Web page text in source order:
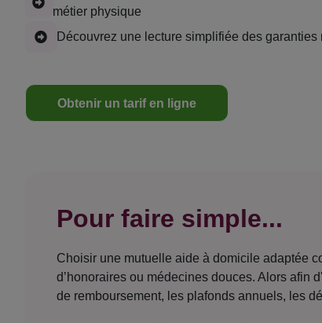
métier physique
Découvrez une lecture simplifiée des
Obtenir un tarif en ligne
Pour faire simple...
Choisir une mutuelle aide à domicile adaptée
d’honoraires ou médecines douces. Alors afin
de remboursement, les plafonds annuels, les